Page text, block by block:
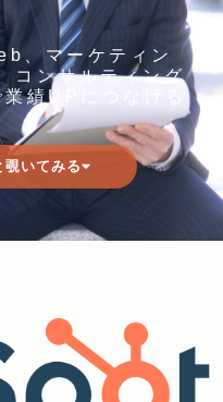
、マーケティン
コンサルティング
績UPにつなげる
覗いてみる